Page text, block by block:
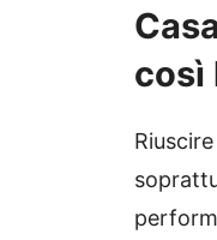
così